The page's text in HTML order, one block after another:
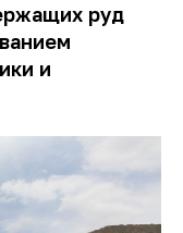
руд
и